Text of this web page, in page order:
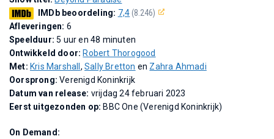
IMDb beoordeling: 7,4(8.246)
Afleveringen: 6
Speelduur:5 uur en 48 minuten
Ontwikkeld door: Robert Thorogood
Met: Kris Marshall ,Sally Bretton en Zahra Ahmadi
Oorsprong:Verenigd Koninkrijk
Datum van release: vrijdag 24 februari 2023
Eerst uitgezonden op: BBC One (Verenigd Koninkrijk)
On Demand: